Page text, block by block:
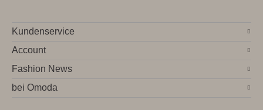
Kundenservice
Account
Fashion News
bei Omoda